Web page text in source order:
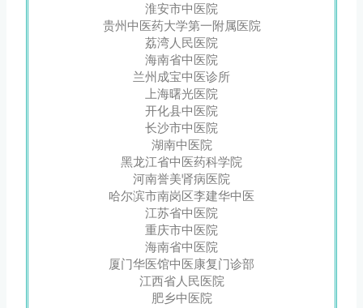
淮安市中医院
贵州中医药大学第一附属医院
荔湾人民医院
海南省中医院
兰州成宝中医诊所
上海曙光医院
开化县中医院
长沙市中医院
湖南中医院
黑龙江省中医药科学院
河南誉美肾病医院
哈尔滨市南岗区李建华中医
江苏省中医院
重庆市中医院
海南省中医院
厦门华医馆中医康复门诊部
江西省人民医院
肥乡中医院